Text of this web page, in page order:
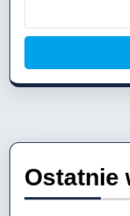
Ostatnie